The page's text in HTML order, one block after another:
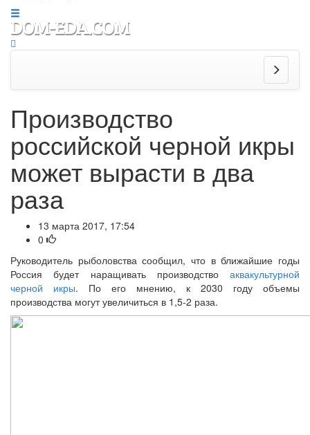
Производство
российской черной икры
может вырасти в два
раза
13 марта 2017, 17:54
0
Руководитель рыболовства сообщил, что в ближайшие годы
Россия будет наращивать производство аквакультурной
черной икры. По его мнению, к 2030 году объемы
производства могут увеличиться в 1,5-2 раза.